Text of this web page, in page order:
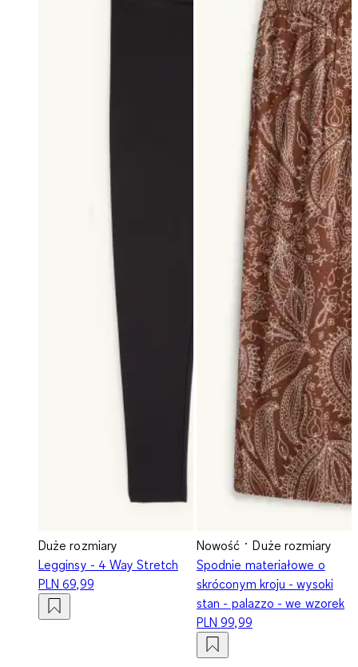
Duże rozmiary
Legginsy - 4 Way Stretch
PLN 69,99
Nowość
Duże rozmiary
Spodnie materiałowe o
skróconym kroju - wysoki
stan - palazzo - we wzorek
PLN 99,99